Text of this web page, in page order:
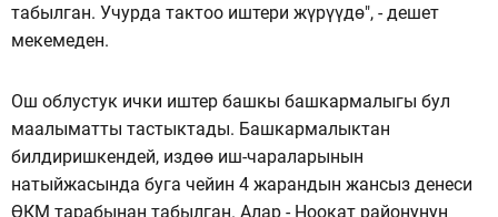
табылган. Учурда тактоо иштери жүрүүдө", - дешет
мекемеден.
Ош облустук ички иштер башкы башкармалыгы бул
маалыматты тастыктады. Башкармалыктан
билдиришкендей, издөө иш-чараларынын
натыйжасында буга чейин 4 жарандын жансыз денеси
ӨКМ тарабынан табылган. Алар - Ноокат районунун